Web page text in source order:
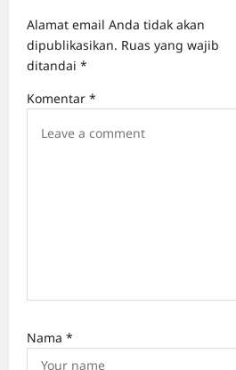
i
o
n
Alamat email Anda tidak akan
dipublikasikan. Ruas yang wajib
ditandai *
Komentar *
Nama *